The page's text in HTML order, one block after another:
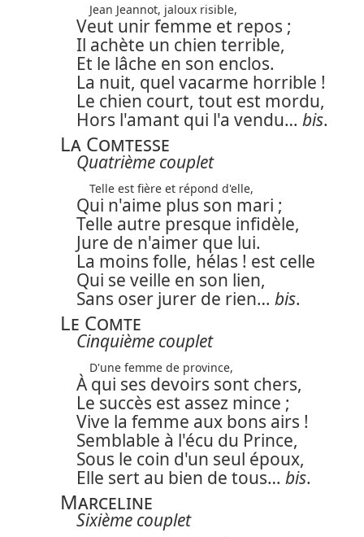
Jean Jeannot, jaloux risible,
Veut unir femme et repos ;
Il achète un chien terrible,
Et le lâche en son enclos.
La nuit, quel vacarme horrible !
Le chien court, tout est mordu,
Hors l'amant qui l'a vendu… bis.
La Comtesse
Quatrième couplet
Telle est fière et répond d'elle,
Qui n'aime plus son mari ;
Telle autre presque infidèle,
Jure de n'aimer que lui.
La moins folle, hélas ! est celle
Qui se veille en son lien,
Sans oser jurer de rien… bis.
Le Comte
Cinquième couplet
D'une femme de province,
À qui ses devoirs sont chers,
Le succès est assez mince ;
Vive la femme aux bons airs !
Semblable à l'écu du Prince,
Sous le coin d'un seul époux,
Elle sert au bien de tous… bis.
Marceline
Sixième couplet